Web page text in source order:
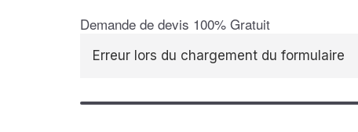
Demande de devis 100% Gratuit
Erreur lors du chargement du formulaire